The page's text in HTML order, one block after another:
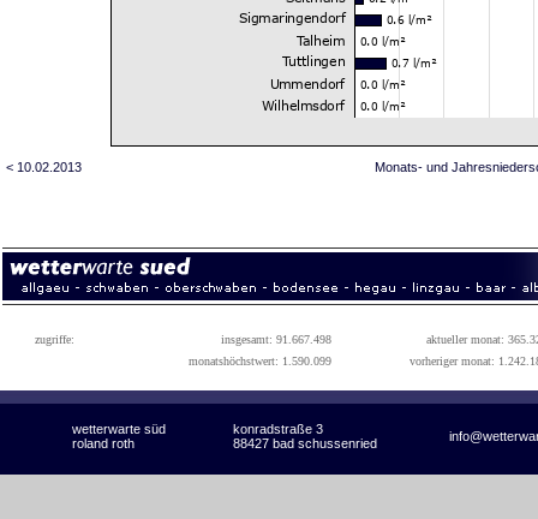
< 10.02.2013 Monats- und
zugriffe: insgesamt: 91.667.498
aktueller monat:
monatshöchstwert: 1.590.099
vorheriger monat:
wetterwarte süd konradstraße 3
roland roth 88427 bad schussenried